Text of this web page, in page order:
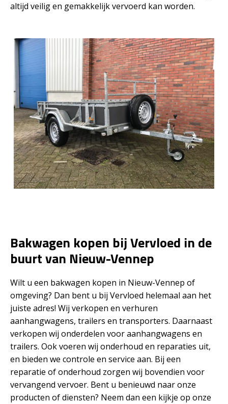
altijd veilig en gemakkelijk vervoerd kan worden.
Bakwagen kopen bij Vervloed in de
buurt van Nieuw-Vennep
Wilt u een bakwagen kopen in Nieuw-Vennep of
omgeving? Dan bent u bij Vervloed helemaal aan het
juiste adres! Wij verkopen en verhuren
aanhangwagens, trailers en transporters. Daarnaast
verkopen wij onderdelen voor aanhangwagens en
trailers. Ook voeren wij onderhoud en reparaties uit,
en bieden we controle en service aan. Bij een
reparatie of onderhoud zorgen wij bovendien voor
vervangend vervoer. Bent u benieuwd naar onze
producten of diensten? Neem dan een kijkje op onze